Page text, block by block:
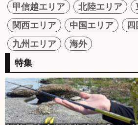
甲信越エリア
北陸エリア
関西エリア
中国エリア
九州エリア
海外
特集